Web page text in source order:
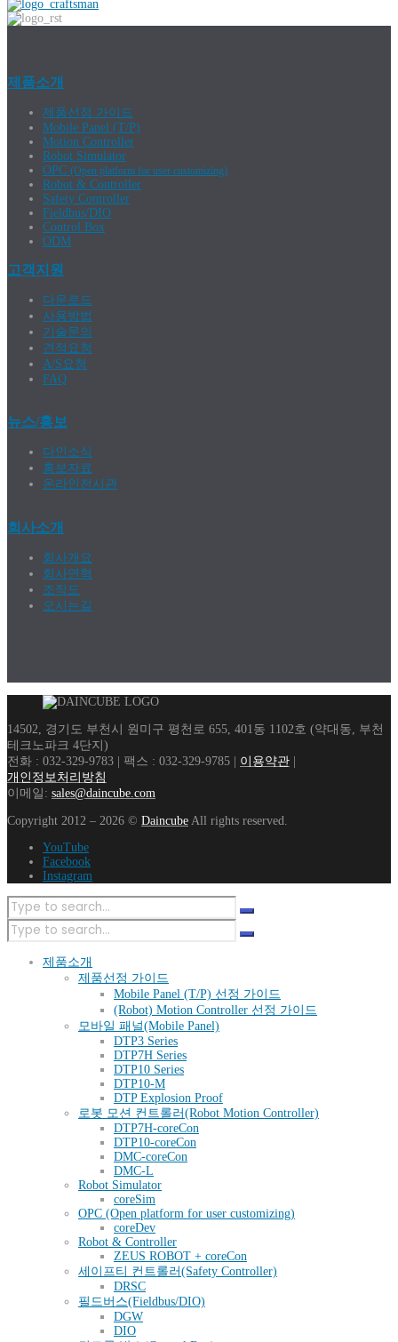
제품소개
제품선정 가이드
Mobile Panel (T/P)
Motion Controller
Robot Simulator
OPC (Open platform for user customizing)
Robot & Controller
Safety Controller
Fieldbus/DIO
Control Box
ODM
고객지원
다운로드
사용방법
기술문의
견적요청
A/S요청
FAQ
뉴스/홍보
다인소식
홍보자료
온라인전시관
회사소개
회사개요
회사연혁
조직도
오시는길
14502, 경기도 부천시 원미구 평천로 655, 401동 1102호 (약대동, 부천
테크노파크 4단지)
전화 : 032-329-9783 | 팩스 : 032-329-9785 | 이용약관
개인정보처리방침
이메일: sales@daincube.com
Copyright 2012 – 2026 © Daincube All rights reserved.
YouTube
Facebook
Instagram
제품소개
제품선정 가이드
Mobile Panel (T/P) 선정 가이드
(Robot) Motion Controller 선정 가이드
모바일 패널(Mobile Panel)
DTP3 Series
DTP7H Series
DTP10 Series
DTP10-M
DTP Explosion Proof
로봇 모션 컨트롤러(Robot Motion Controller)
DTP7H-coreCon
DTP10-coreCon
DMC-coreCon
DMC-L
Robot Simulator
coreSim
OPC (Open platform for user customizing)
coreDev
Robot & Controller
ZEUS ROBOT + coreCon
세이프티 컨트롤러(Safety Controller)
DRSC
필드버스(Fieldbus/DIO)
DGW
DIO